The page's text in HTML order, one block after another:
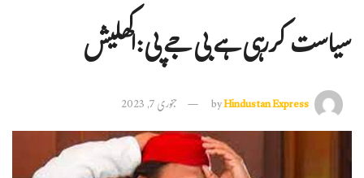
سیاست کررہی ہے بی جے پی:اکھلیش
byHindustan Express جنوری 7, 2023